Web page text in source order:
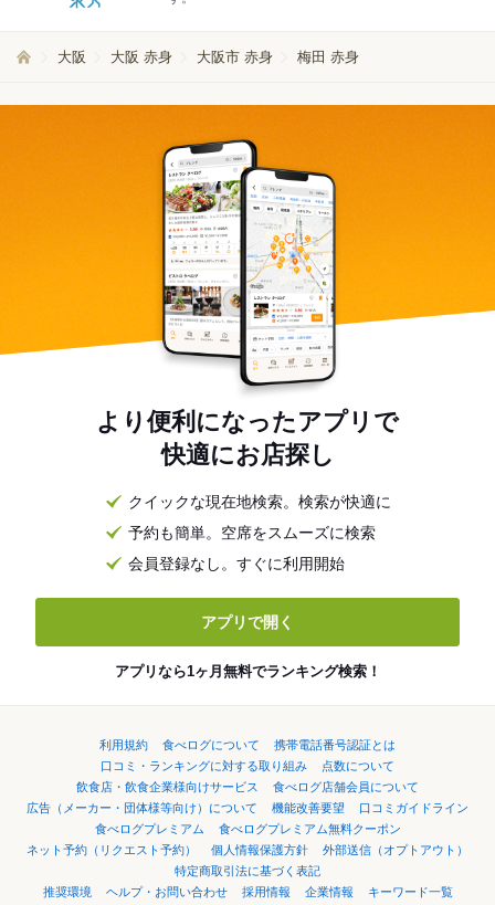
大阪 大阪 赤身 大阪市 赤身 梅田 赤身
より便利になったアプリで
快適にお店探し
クイックな現在地検索。検索が快適に
予約も簡単。空席をスムーズに検索
会員登録なし。すぐに利用開始
アプリで開く
アプリなら1ヶ月無料でランキング検索！
利用規約 食べログについて
携帯電話番号認証とは
口コミ・ランキングに対する取り組み
点数について
飲食店・飲食企業様向けサービス
食べログ店舗会員について
広告（メーカー・団体様等向け）について
機能改善要望
口コミガイドライン
食べログプレミアム
食べログプレミアム無料クーポン
ネット予約（リクエスト予約）
個人情報保護方針
外部送信（オプトアウト）
特定商取引法に基づく表記
推奨環境
ヘルプ・お問い合わせ 採用情報 企業情報 キーワード一覧